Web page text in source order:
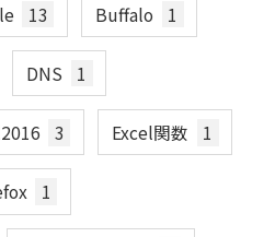
13 Buffalo 1
DNS 1
3 Excel関数 1
1